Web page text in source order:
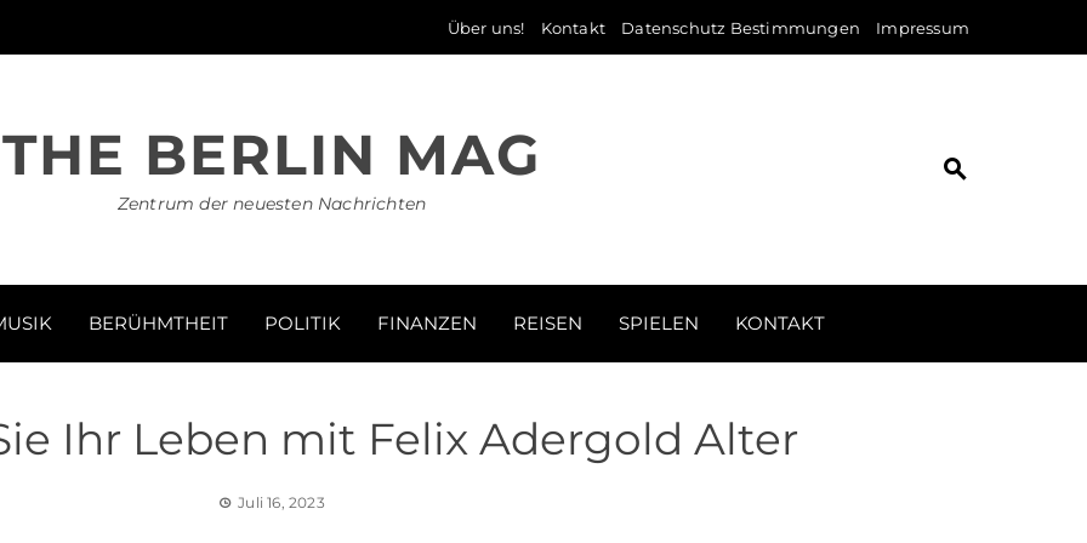
Über uns! Kontakt Datenschutz Bestimmungen Impressum
THE BERLIN MAG
Zentrum der neuesten Nachrichten
BERÜHMTHEIT POLITIK FINANZEN REISEN SPIELEN KONTAKT
Ihr Leben mit Felix Adergold Alter
Juli 16, 2023